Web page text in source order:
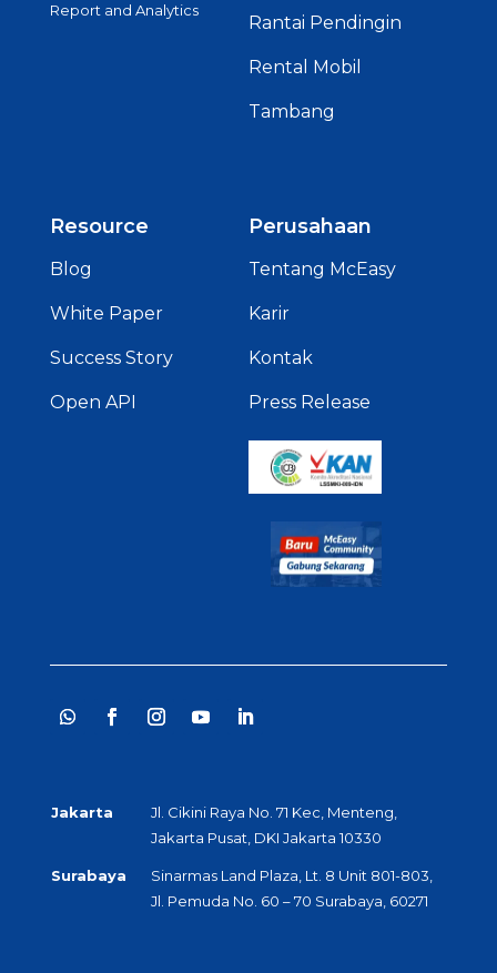
Report and Analytics
Rantai Pendingin
Rental Mobil
Tambang
Resource
Blog
White Paper
Success Story
Open API
Perusahaan
Tentang McEasy
Karir
Kontak
Press Release
Jakarta
Jl. Cikini Raya No. 71 Kec, Menteng,
Jakarta Pusat, DKI Jakarta 10330
Surabaya
Sinarmas Land Plaza, Lt. 8 Unit 801-803,
Jl. Pemuda No. 60 – 70 Surabaya, 60271